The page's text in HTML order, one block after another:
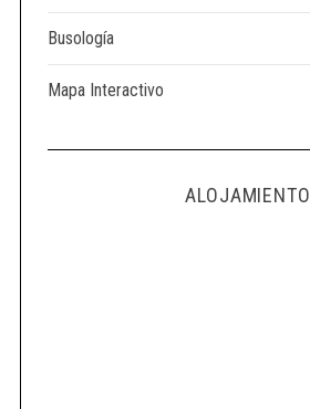
Busología
Mapa Interactivo
ALOJAMIENTO